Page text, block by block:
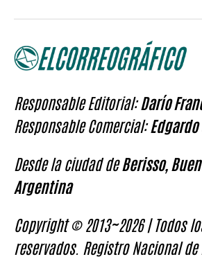
Responsable Editorial:Darío
Responsable Comercial:
Desde la ciudad deBerisso,
Argentina
Copyright © 2013~2026 | Todos
reservados. Registro Nacional de